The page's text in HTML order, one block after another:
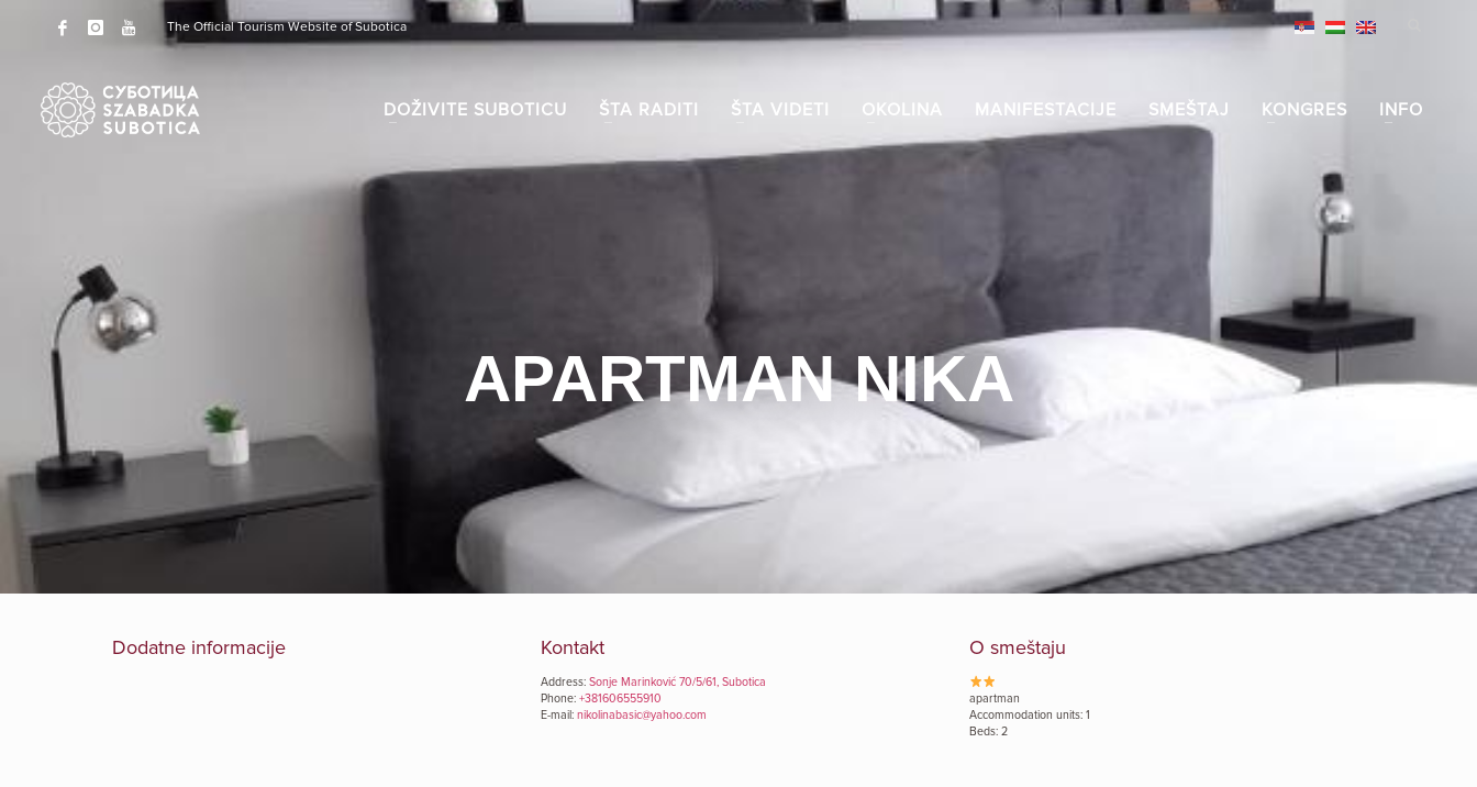
The Official Tourism Website of Subotica
DOŽIVITE SUBOTICU ŠTA RADITI ŠTA VIDETI OKOLINA MANIFESTACIJE SMEŠTAJ KONGRES INFO
APARTMAN NIKA
Dodatne informacije Kontakt
Address: Sonje Marinković 70/5/61, Subotica
Phone: +381606555910
E-mail: nikolinabasic@yahoo.com
O smeštaju
apartman
Accommodation units: 1
Beds: 2